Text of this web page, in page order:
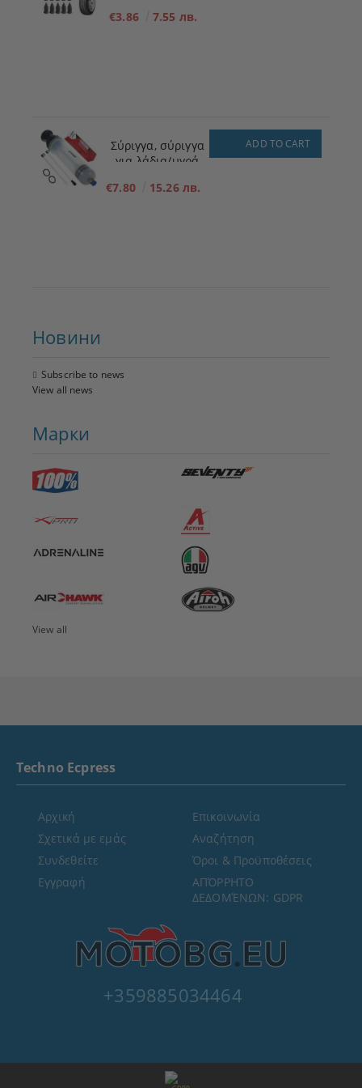
mm x 11,7 mm
€3.86 7.55 лв.
Σύριγγα, σύριγγα
για λάδια/υγρά
€7.80 15.26 лв.
ADD TO CART
Новини
Subscribe to news
View all news
Марки
View all
+359885034464
Techno Ecpress
Αρχική
Σχετικά με εμάς
Συνδεθείτε
Εγγραφή
Επικοινωνία
Αναζήτηση
Όροι & Προϋποθέσεις
ΑΠΌΡΡΗΤΟ
ΔΕΔΟΜΈΝΩΝ: GDPR